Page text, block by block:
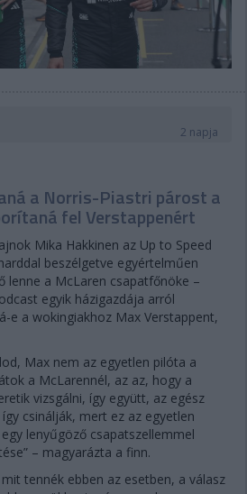
2 napja
a Norris-Piastri párost a
fel Verstappenért
Mika Hakkinen az Up to Speed
beszélgetve egyértelműen
lenne a McLaren csapatfőnöke –
egyik házigazdája arról
e a wokingiakhoz Max Verstappent,
Max nem az egyetlen pilóta a
a McLarennél, az az, hogy a
vizsgálni, így együtt, az egész
csinálják, mert ez az egyetlen
lenyűgöző csapatszellemmel
– magyarázta a finn.
tennék ebben az esetben, a válasz